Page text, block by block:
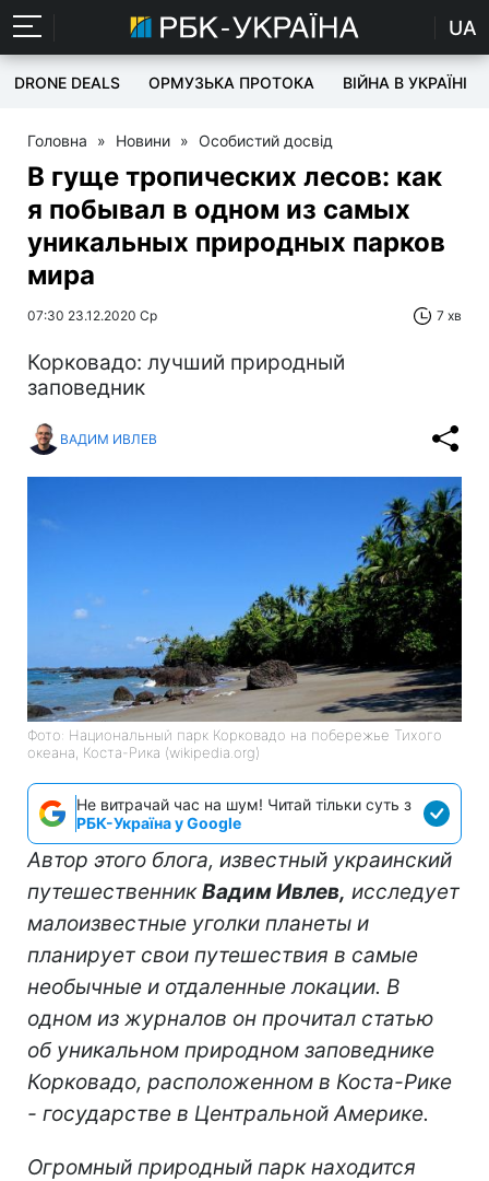
UA
DRONE DEALS ОРМУЗЬКА ПРОТОКА ВІЙНА В УКРАЇНІ
Головна » Новини » Особистий досвід
В гуще тропических лесов: как
я побывал в одном из самых
уникальных природных парков
мира
07:30 23.12.2020 Ср 7 хв
Корковадо: лучший природный
заповедник
ВАДИМ ИВЛЕВ
Фото: Национальный парк Корковадо на побережье Тихого
океана, Коста-Рика (wikipedia.org)
Не витрачай час на шум! Читай тільки суть з
РБК-Україна у Google
Автор этого блога, известный украинский
путешественникВадим Ивлев, исследует
малоизвестные уголки планеты и
планирует свои путешествия в самые
необычные и отдаленные локации. В
одном из журналов он прочитал статью
об уникальном природном заповеднике
Корковадо, расположенном в Коста-Рике
- государстве в Центральной Америке.
Огромный природный парк находится